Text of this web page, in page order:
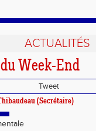
ACTUALITÉS
Week-End
Tweet
(Secrétaire)